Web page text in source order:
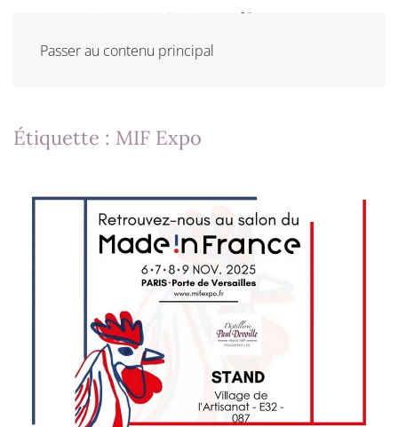
Passer au contenu principal
Étiquette : MIF Expo